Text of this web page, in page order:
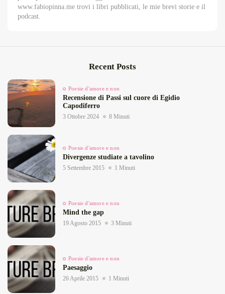
www.fabiopinna.me trovi i libri pubblicati, le mie brevi storie e il
podcast.
Recent Posts
Poesie d'amore e non
Recensione di Passi sul cuore di Egidio
Capodiferro
3 Ottobre 2024 8 Minuti
Poesie d'amore e non
Divergenze studiate a tavolino
5 Settembre 2015 1 Minuti
Poesie d'amore e non
Mind the gap
19 Agosto 2015 3 Minuti
Poesie d'amore e non
Paesaggio
26 Aprile 2015 1 Minuti